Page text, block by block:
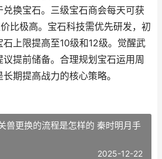
换宝石。三级宝石商会每天可获
比极高。宝石科技需优先研发，初
上限提高至10级和12级。觉醒武
提前储备。合理规划宝石运用周
期提高战力的核心策略。
兽更换的流程是怎样的 秦时明月手
2025-12-22